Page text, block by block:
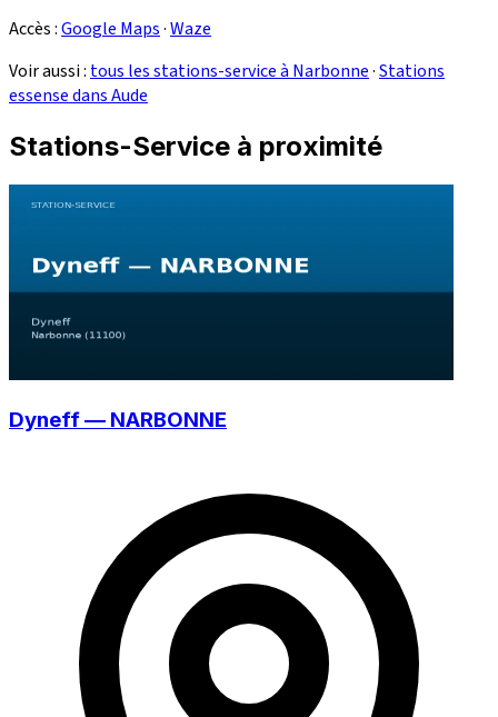
Accès :Google Maps·Waze
Voir aussi : tous les stations-service à Narbonne·Stations
essense dans Aude
Stations-Service à proximité
Dyneff — NARBONNE